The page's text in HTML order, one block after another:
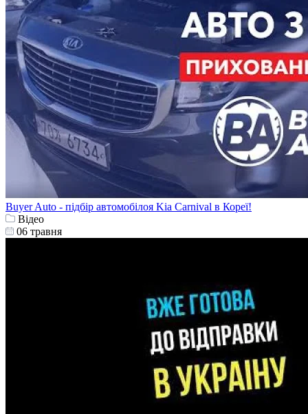
Buyer Auto - підбір автомобілоя Kia Carnival в Кореї!
Відео
06 травня